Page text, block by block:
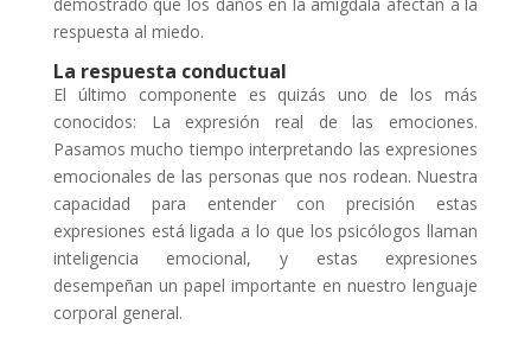
respuesta al miedo.
La respuesta conductual
El último componente es quizás uno de los más
conocidos: La expresión real de las emociones.
Pasamos mucho tiempo interpretando las expresiones
emocionales de las personas que nos rodean. Nuestra
capacidad para entender con precisión estas
expresiones está ligada a lo que los psicólogos llaman
inteligencia emocional, y estas expresiones
desempeñan un papel importante en nuestro lenguaje
corporal general.